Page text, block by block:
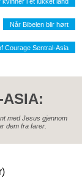
Når Bibelen blir hørt
Courage Sentral-Asia
med Jesus gjennom
dem fra farer.